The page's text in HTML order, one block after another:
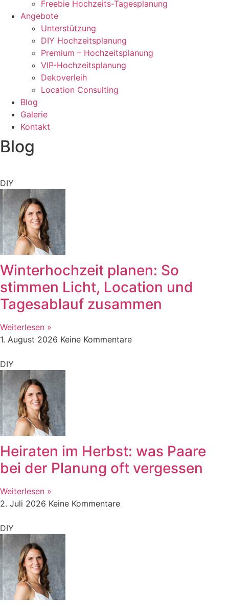
Freebie Hochzeits-Tagesplanung
Angebote
Unterstützung
DIY Hochzeitsplanung
Premium – Hochzeitsplanung
VIP-Hochzeitsplanung
Dekoverleih
Location Consulting
Blog
Galerie
Kontakt
Blog
DIY
Winterhochzeit planen: So
stimmen Licht, Location und
Tagesablauf zusammen
Weiterlesen »
1. August 2026 Keine Kommentare
DIY
Heiraten im Herbst: was Paare
bei der Planung oft vergessen
Weiterlesen »
2. Juli 2026 Keine Kommentare
DIY